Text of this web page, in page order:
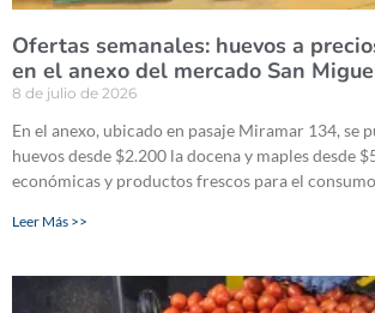
Ofertas semanales: huevos a
en el anexo del mercado San
8 de julio de 2026
En el anexo, ubicado en pasaje Miramar 134, se
huevos desde $2.200 la docena y maples desde
económicas y productos frescos para el
Leer Más >>